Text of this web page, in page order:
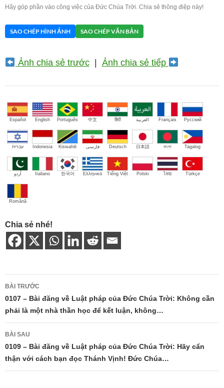
Hãy góp phần vào công việc của Đức Chúa Trời. Chia sẻ thông điệp này!
SAO CHÉP HÌNH ẢNH SAO CHÉP VĂN BẢN
Ảnh chia sẻ trước| Ảnh chia sẻ tiếp
Español English Português 中文 हिंदी العربية Français Русский
עברית Indonesia Kiswahili فارسی Deutsch 日本語 বাংলা Tagalog
اُردو Italiano 한국어 Ελληνικά Tiếng Việt Polski ไทย Türkçe
Română
Chia sẻ nhé!
Điều
hướng
bài
viết
BÀI TRƯỚC
0107 – Bài đăng về Luật pháp của Đức Chúa Trời: Không cần
phải là một nhà thần học để kết luận, không…
BÀI SAU
0109 – Bài đăng về Luật pháp của Đức Chúa Trời: Hãy cẩn
thận với cách bạn đọc Thánh Vịnh! Đức Chúa…